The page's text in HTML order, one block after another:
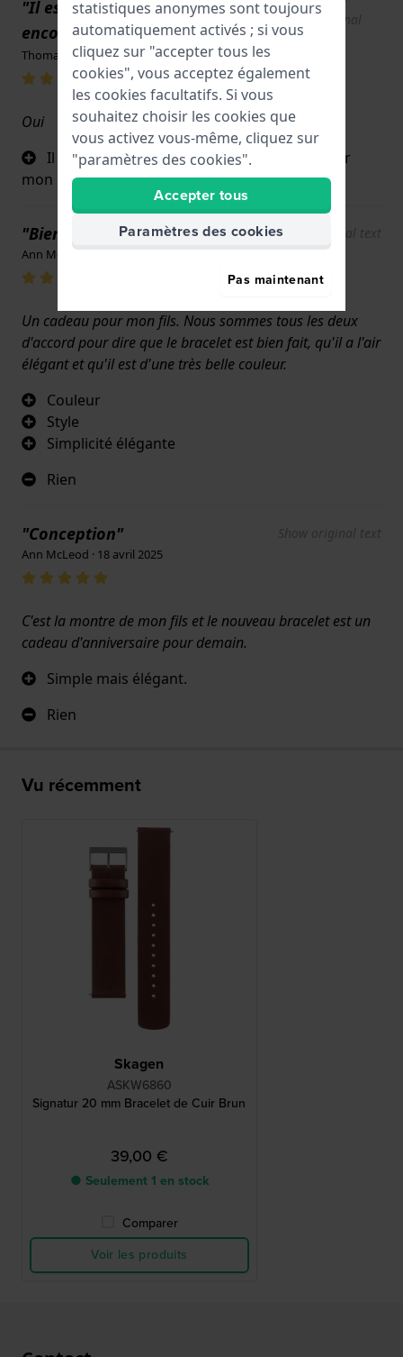
"Il est fin. Il n'est pas épais et
encombrant sur mon poignet."
original
Thomas Posey · 11 juillet 2025
Oui
Il est fin. Il n'est pas épais et encombrant sur
mon poignet.
"Bien fait et ça se voit !" Show original text
Ann McLeod · 16 juin 2025
Un cadeau pour mon fils. Nous sommes tous les deux
d'accord pour dire que le bracelet est bien fait, qu'il a l'air
élégant et qu'il est d'une très belle couleur.
Couleur
Style
Simplicité élégante
Rien
"Conception" Show original text
Ann McLeod · 18 avril 2025
C'est la montre de mon fils et le nouveau bracelet est un
cadeau d'anniversaire pour demain.
Simple mais élégant.
Rien
Vu récemment
Skagen
ASKW6860
Signatur 20 mm Bracelet de Cuir Brun
39,00 €
● Seulement 1 en stock
Comparer
Voir les produits
statistiques anonymes sont toujours
automatiquement activés ; si vous
cliquez sur "accepter tous les
cookies", vous acceptez également
les cookies facultatifs. Si vous
souhaitez choisir les cookies que
vous activez vous-même, cliquez sur
"paramètres des cookies".
Accepter tous
Paramètres des cookies
Pas maintenant